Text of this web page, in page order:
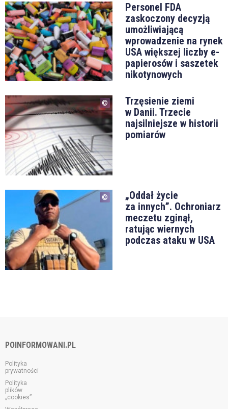
Personel FDA
zaskoczony decyzją
umożliwiającą
wprowadzenie na rynek
USA większej liczby e-
papierosów i saszetek
nikotynowych
Trzęsienie ziemi
w Danii. Trzecie
najsilniejsze w historii
pomiarów
„Oddał życie
za innych”. Ochroniarz
meczetu zginął,
ratując wiernych
podczas ataku w USA
POINFORMOWANI.PL
Polityka
prywatności
Polityka
plików
„cookies”